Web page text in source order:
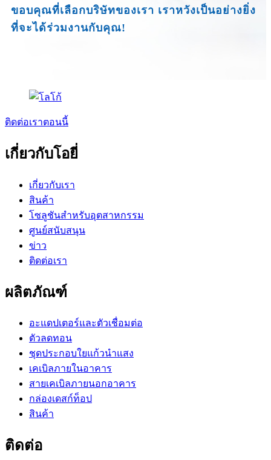
ขอบคุณที่เลือกบริษัทของเรา เราหวังเป็นอย่างยิ่ง
ที่จะได้ร่วมงานกับคุณ!
ติดต่อเราตอนนี้
เกี่ยวกับโอยี่
เกี่ยวกับเรา
สินค้า
โซลูชันสำหรับอุตสาหกรรม
ศูนย์สนับสนุน
ข่าว
ติดต่อเรา
ผลิตภัณฑ์
อะแดปเตอร์และตัวเชื่อมต่อ
ตัวลดทอน
ชุดประกอบใยแก้วนำแสง
เคเบิลภายในอาคาร
สายเคเบิลภายนอกอาคาร
กล่องเดสก์ท็อป
สินค้า
ติดต่อ